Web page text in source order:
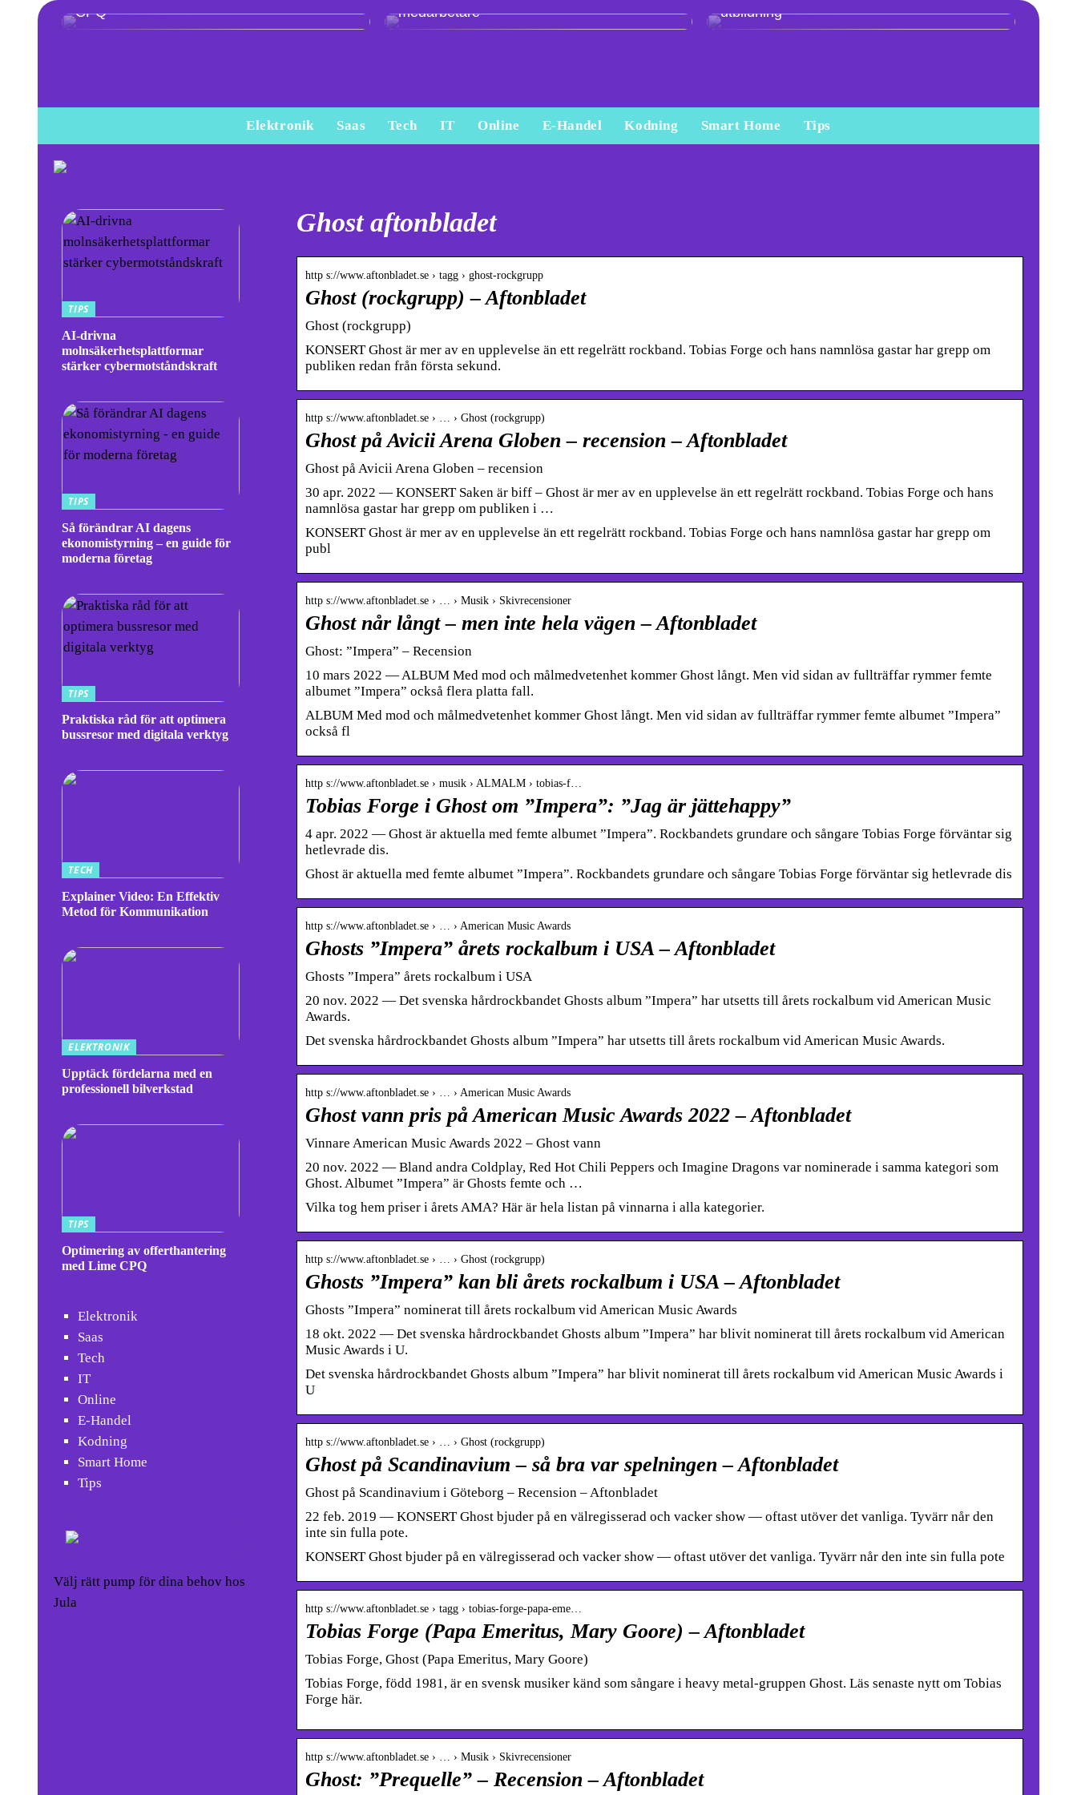
CPQ
medarbetare
utbildning
Elektronik Saas Tech IT Online E-Handel Kodning Smart Home Tips
Ghost aftonbladet
http s://www.aftonbladet.se › tagg › ghost-rockgrupp
Ghost (rockgrupp) – Aftonbladet
Ghost (rockgrupp)
KONSERT Ghost är mer av en upplevelse än ett regelrätt rockband. Tobias Forge och hans namnlösa gastar har grepp om
publiken redan från första sekund.
http s://www.aftonbladet.se › … › Ghost (rockgrupp)
Ghost på Avicii Arena Globen – recension – Aftonbladet
Ghost på Avicii Arena Globen – recension
30 apr. 2022 — KONSERT Saken är biff – Ghost är mer av en upplevelse än ett regelrätt rockband. Tobias Forge och hans
namnlösa gastar har grepp om publiken i …
KONSERT Ghost är mer av en upplevelse än ett regelrätt rockband. Tobias Forge och hans namnlösa gastar har grepp om
publ
http s://www.aftonbladet.se › … › Musik › Skivrecensioner
Ghost når långt – men inte hela vägen – Aftonbladet
Ghost: ”Impera” – Recension
10 mars 2022 — ALBUM Med mod och målmedvetenhet kommer Ghost långt. Men vid sidan av fullträffar rymmer femte
albumet ”Impera” också flera platta fall.
ALBUM Med mod och målmedvetenhet kommer Ghost långt. Men vid sidan av fullträffar rymmer femte albumet ”Impera”
också fl
http s://www.aftonbladet.se › musik › ALMALM › tobias-f…
Tobias Forge i Ghost om ”Impera”: ”Jag är jättehappy”
4 apr. 2022 — Ghost är aktuella med femte albumet ”Impera”. Rockbandets grundare och sångare Tobias Forge förväntar sig
hetlevrade dis.
Ghost är aktuella med femte albumet ”Impera”. Rockbandets grundare och sångare Tobias Forge förväntar sig hetlevrade dis
http s://www.aftonbladet.se › … › American Music Awards
Ghosts ”Impera” årets rockalbum i USA – Aftonbladet
Ghosts ”Impera” årets rockalbum i USA
20 nov. 2022 — Det svenska hårdrockbandet Ghosts album ”Impera” har utsetts till årets rockalbum vid American Music
Awards.
Det svenska hårdrockbandet Ghosts album ”Impera” har utsetts till årets rockalbum vid American Music Awards.
http s://www.aftonbladet.se › … › American Music Awards
Ghost vann pris på American Music Awards 2022 – Aftonbladet
Vinnare American Music Awards 2022 – Ghost vann
20 nov. 2022 — Bland andra Coldplay, Red Hot Chili Peppers och Imagine Dragons var nominerade i samma kategori som
Ghost. Albumet ”Impera” är Ghosts femte och …
Vilka tog hem priser i årets AMA? Här är hela listan på vinnarna i alla kategorier.
http s://www.aftonbladet.se › … › Ghost (rockgrupp)
Ghosts ”Impera” kan bli årets rockalbum i USA – Aftonbladet
Ghosts ”Impera” nominerat till årets rockalbum vid American Music Awards
18 okt. 2022 — Det svenska hårdrockbandet Ghosts album ”Impera” har blivit nominerat till årets rockalbum vid American
Music Awards i U.
Det svenska hårdrockbandet Ghosts album ”Impera” har blivit nominerat till årets rockalbum vid American Music Awards i
U
http s://www.aftonbladet.se › … › Ghost (rockgrupp)
Ghost på Scandinavium – så bra var spelningen – Aftonbladet
Ghost på Scandinavium i Göteborg – Recension – Aftonbladet
22 feb. 2019 — KONSERT Ghost bjuder på en välregisserad och vacker show — oftast utöver det vanliga. Tyvärr når den
inte sin fulla pote.
KONSERT Ghost bjuder på en välregisserad och vacker show — oftast utöver det vanliga. Tyvärr når den inte sin fulla pote
http s://www.aftonbladet.se › tagg › tobias-forge-papa-eme…
Tobias Forge (Papa Emeritus, Mary Goore) – Aftonbladet
Tobias Forge, Ghost (Papa Emeritus, Mary Goore)
Tobias Forge, född 1981, är en svensk musiker känd som sångare i heavy metal-gruppen Ghost. Läs senaste nytt om Tobias
Forge här.
http s://www.aftonbladet.se › … › Musik › Skivrecensioner
Ghost: ”Prequelle” – Recension – Aftonbladet
TIPS
AI-drivna
molnsäkerhetsplattformar
stärker cybermotståndskraft
TIPS
Så förändrar AI dagens
ekonomistyrning – en guide för
moderna företag
TIPS
Praktiska råd för att optimera
bussresor med digitala verktyg
TECH
Explainer Video: En Effektiv
Metod för Kommunikation
ELEKTRONIK
Upptäck fördelarna med en
professionell bilverkstad
TIPS
Optimering av offerthantering
med Lime CPQ
Elektronik
Saas
Tech
IT
Online
E-Handel
Kodning
Smart Home
Tips
Välj rätt pump för dina behov hos
Jula